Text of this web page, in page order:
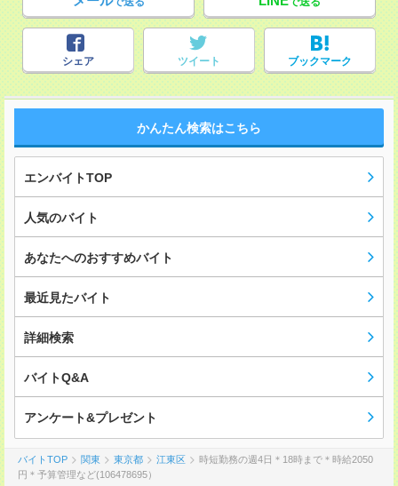
シェア ツイート ブックマーク
かんたん検索はこちら
エンバイトTOP
人気のバイト
あなたへのおすすめバイト
最近見たバイト
詳細検索
バイトQ&A
アンケート&プレゼント
バイトTOP 関東 東京都 江東区
時短勤務の週4日＊18時まで＊時給2050
円＊予算管理など(106478695）